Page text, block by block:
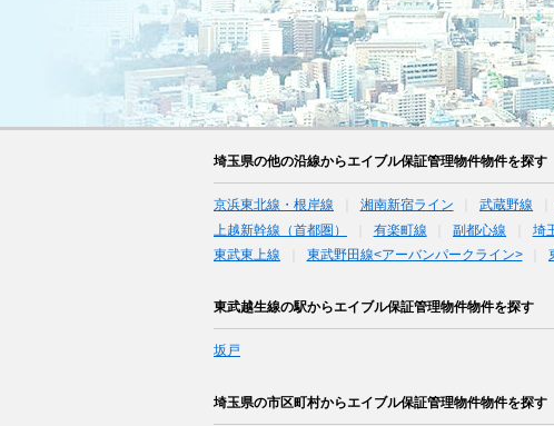
埼玉県の他の沿線からエイブル保証管理物件物件を探す
京浜東北線・根岸線 湘南新宿ライン 武蔵野線
上越新幹線（首都圏）
有楽町線 副都心線 埼
東武東上線
東武野田線<アーバンパークライン>
東武越生線の駅からエイブル保証管理物件物件を探す
坂戸
埼玉県の市区町村からエイブル保証管理物件物件を探す